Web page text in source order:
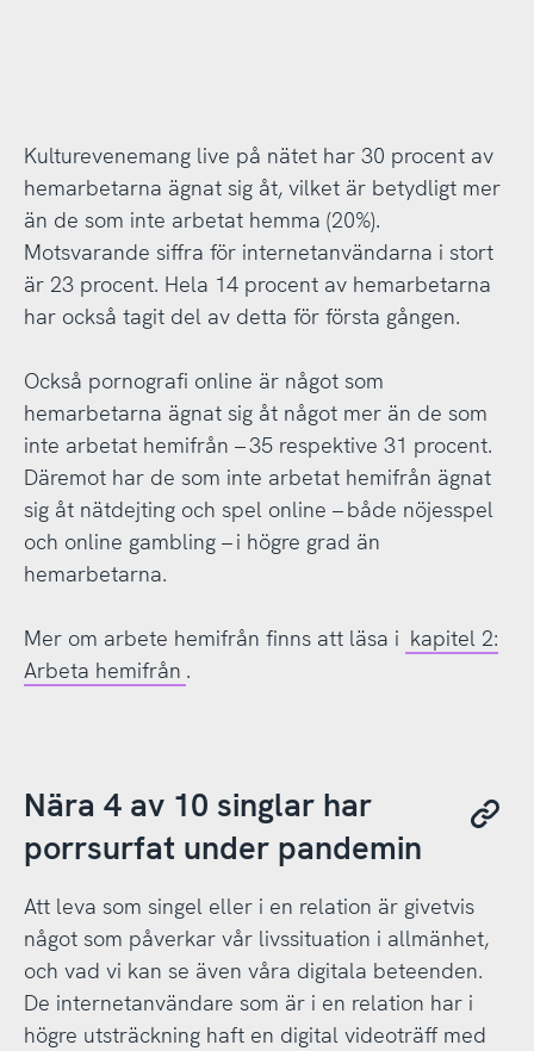
Kulturevenemang live på nätet har 30 procent av
hemarbetarna ägnat sig åt, vilket är betydligt mer
än de som inte arbetat hemma (20%).
Motsvarande siffra för internetanvändarna i stort
är 23 procent. Hela 14 procent av hemarbetarna
har också tagit del av detta för första gången.
Också pornografi online är något som
hemarbetarna ägnat sig åt något mer än de som
inte arbetat hemifrån – 35 respektive 31 procent.
Däremot har de som inte arbetat hemifrån ägnat
sig åt nätdejting och spel online – både nöjesspel
och online gambling – i högre grad än
hemarbetarna.
Mer om arbete hemifrån finns att läsa i kapitel 2:
Arbeta hemifrån .
Nära 4 av 10 singlar har
porrsurfat under pandemin
Att leva som singel eller i en relation är givetvis
något som påverkar vår livssituation i allmänhet,
och vad vi kan se även våra digitala beteenden.
De internetanvändare som är i en relation har i
högre utsträckning haft en digital videoträff med